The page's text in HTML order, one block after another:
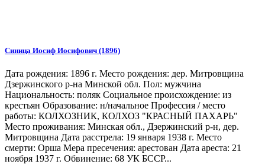
Синица Иосиф Иосифович (1896)
Дата рождения: 1896 г. Место рождения: дер. Митровщина
Дзержинского р-на Минской обл. Пол: мужчина
Национальность: поляк Социальное происхождение: из
крестьян Образование: н/начальное Профессия / место
работы: КОЛХОЗНИК, КОЛХОЗ "КРАСНЫЙ ПАХАРЬ"
Место проживания: Минская обл., Дзержинский р-н, дер.
Митровщина Дата расстрела: 19 января 1938 г. Место
смерти: Орша Мера пресечения: арестован Дата ареста: 21
ноября 1937 г. Обвинение: 68 УК БССР...